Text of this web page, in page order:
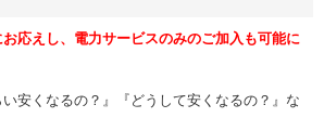
応えし、電力サービスのみのご加入も可能に
い安くなるの？』『どうして安くなるの？』な